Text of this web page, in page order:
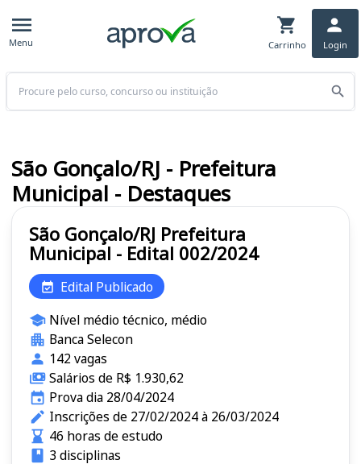
Menu Carrinho Login
Buscar
São Gonçalo/RJ Prefeitura
Municipal - Edital 002/2024
Edital Publicado
Nível médio técnico, médio
Banca Selecon
142 vagas
Salários de R$ 1.930,62
Prova dia 28/04/2024
Inscrições de 27/02/2024 à 26/03/2024
46 horas de estudo
3 disciplinas
São Gonçalo/RJ - Prefeitura
Municipal - Destaques